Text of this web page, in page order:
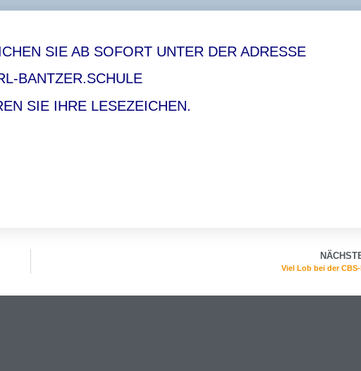
SIE AB SOFORT UNTER DER ADRESSE
BANTZER.SCHULE
SIE IHRE LESEZEICHEN.
Viel Lob bei der